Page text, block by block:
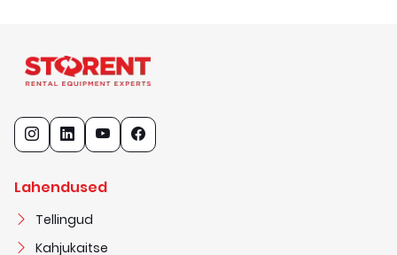
Lahendused
Tellingud
Kahjukaitse